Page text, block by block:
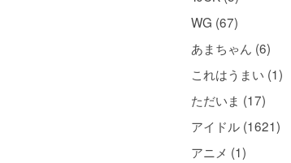
WG (67)
あまちゃん (6)
これはうまい (1)
ただいま (17)
アイドル (1621)
アニメ (1)